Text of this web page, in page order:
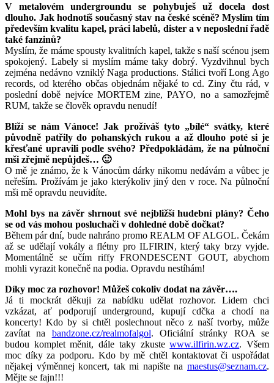
V metalovém undergroundu se pohybuješ už docela dost
dlouho. Jak hodnotíš současný stav na české scéně? Myslím tím
především kvalitu kapel, práci labelů, dister a v neposlední řadě
také fanzinů?
Myslím, že máme spousty kvalitních kapel, takže s naší scénou jsem
spokojený. Labely si myslím máme taky dobrý. Vyzdvihnul bych
zejména nedávno vzniklý Naga productions. Stálici tvoří Long Ago
records, od kterého občas objednám nějaké to cd. Ziny čtu rád, v
poslední době nejvíce MORTEM zine, PAYO, no a samozřejmě
RUM, takže se člověk opravdu nenudí!
Blíží se nám Vánoce! Jak prožíváš tyto „bílé“ svátky, které
původně patřily do pohanských rukou a až dlouho poté si je
křesťané upravili podle svého? Předpokládám, že na půlnoční
mši zřejmě nepůjdeš… 🙂
O mě je známo, že k Vánocům dárky nikomu nedávám a vůbec je
neřeším. Prožívám je jako kterýkoliv jiný den v roce. Na půlnoční
mši mě opravdu neuvidíte.
Mohl bys na závěr shrnout své nejbližší hudební plány? Čeho
se od vás mohou posluchači v dohledné době dočkat?
Během pár dní, bude nahráno promo REALM OF ALGOL. Čekám
až se udělají vokály a flétny pro ILFIRIN, který taky brzy vyjde.
Momentálně se učím riffy FRONDESCENT GOUT, abychom
mohli vyrazit konečně na podia. Opravdu nestíhám!
Díky moc za rozhovor! Můžeš cokoliv dodat na závěr….
Já ti mockrát děkuji za nabídku udělat rozhovor. Lidem chci
vzkázat, ať podporují underground, kupují cdčka a chodí na
koncerty! Kdo by si chtěl poslechnout něco z naší tvorby, může
zavítat na bandzone.cz/realmofalgol. Oficiální stránky ROA se
budou komplet měnit, dále taky zkustewww.ilfirin.wz.cz. Všem
moc díky za podporu. Kdo by mě chtěl kontaktovat či uspořádat
nějakej výměnnej koncert, tak mi napište na maestus@seznam.cz.
Mějte se fajn!!!